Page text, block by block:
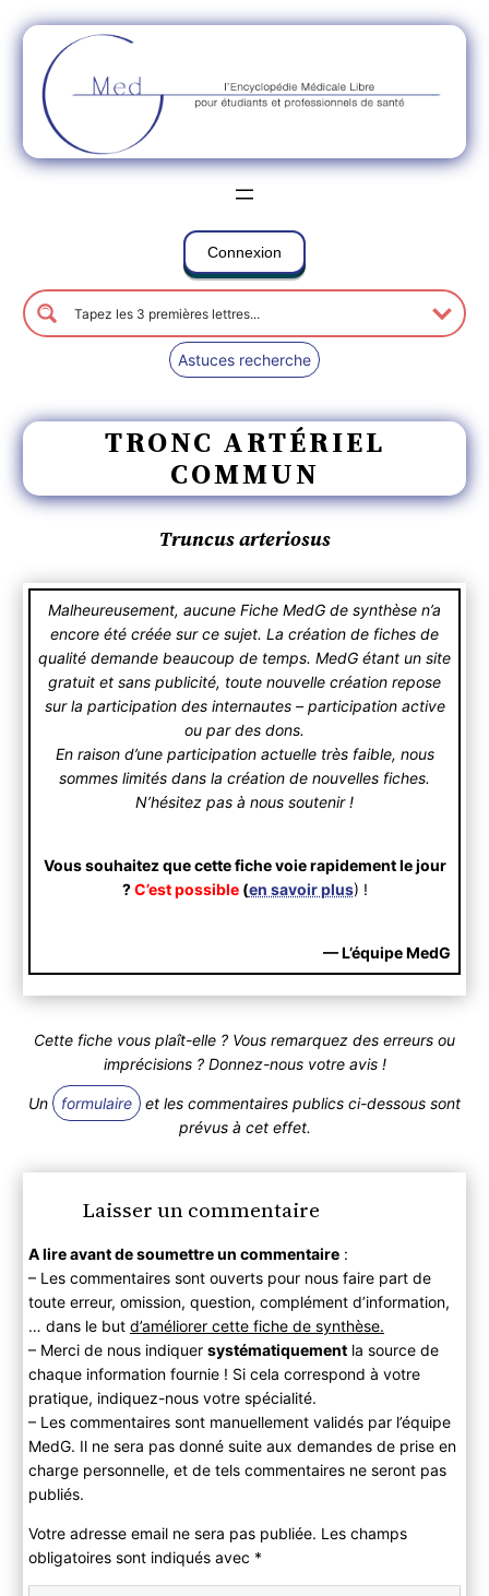
Connexion
Astuces recherche
TRONC ARTÉRIEL
COMMUN
Truncus arteriosus
Malheureusement, aucune Fiche MedG de synthèse n’a
encore été créée sur ce sujet. La création de fiches de
qualité demande beaucoup de temps. MedG étant un site
gratuit et sans publicité, toute nouvelle création repose
sur la participation des internautes – participation active
ou par des dons.
En raison d’une participation actuelle très faible, nous
sommes limités dans la création de nouvelles fiches.
N’hésitez pas à nous soutenir !
Vous souhaitez que cette fiche voie rapidement le jour
?C’est possible(en savoir plus) !
— L’équipe MedG
Cette fiche vous plaît-elle ? Vous remarquez des erreurs ou
imprécisions ? Donnez-nous votre avis !
Un formulaire
et les commentaires publics ci-dessous sont
prévus à cet effet.
Laisser un commentaire
A lire avant de soumettre un commentaire:
– Les commentaires sont ouverts pour nous faire part de
toute erreur, omission, question, complément d’information,
… dans le but d’améliorer cette fiche de synthèse.
– Merci de nous indiquer systématiquementla source de
chaque information fournie ! Si cela correspond à votre
pratique, indiquez-nous votre spécialité.
– Les commentaires sont manuellement validés par l’équipe
MedG. Il ne sera pas donné suite aux demandes de prise en
charge personnelle, et de tels commentaires ne seront pas
publiés.
Votre adresse email ne sera pas publiée. Les champs
obligatoires sont indiqués avec *